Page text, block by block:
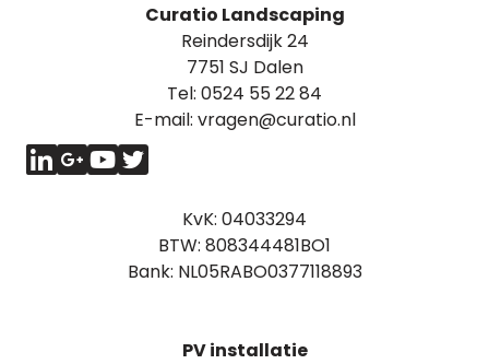
Curatio Landscaping
Reindersdijk 24
7751 SJ Dalen
Tel: 0524 55 22 84
E-mail: vragen@curatio.nl
KvK: 04033294
BTW: 808344481BO1
Bank: NL05RABO0377118893
PV installatie